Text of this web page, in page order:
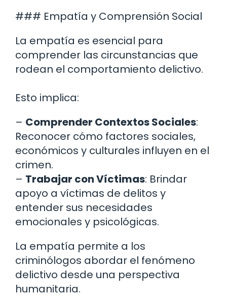
### Empatía y Comprensión Social
La empatía es esencial para
comprender las circunstancias que
rodean el comportamiento delictivo.
Esto implica:
– Comprender Contextos Sociales:
Reconocer cómo factores sociales,
económicos y culturales influyen en el
crimen.
– Trabajar con Víctimas: Brindar
apoyo a víctimas de delitos y
entender sus necesidades
emocionales y psicológicas.
La empatía permite a los
criminólogos abordar el fenómeno
delictivo desde una perspectiva
humanitaria.